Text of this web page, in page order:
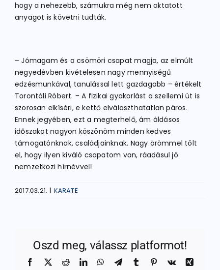
hogy a nehezebb, számukra még nem oktatott
anyagot is követni tudták.
– Jómagam és a csömöri csapat magja, az elmúlt
negyedévben kivételesen nagy mennyiségű
edzésmunkával, tanulással lett gazdagabb – értékelt
Torontáli Róbert. – A fizikai gyakorlást a szellemi út is
szorosan elkíséri, e kettő elválaszthatatlan páros.
Ennek jegyében, ezt a megterhelő, ám áldásos
időszakot nagyon köszönöm minden kedves
támogatónknak, családjainknak. Nagy örömmel tölt
el, hogy ilyen kiváló csapatom van, ráadásul jó
nemzetközi hírnévvel!
2017.03.21. | KARATE
Oszd meg, válassz platformot!
Facebook
X RedditLinkedInWhatsApp
TelegramTumblr Pinterest
Vk
Xing